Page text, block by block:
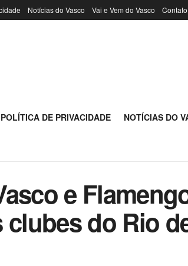
Notícias do Vasco Vai e Vem do Vasco Contato
POLÍTICA DE PRIVACIDADE NOTÍCIAS DO
e
do Rio